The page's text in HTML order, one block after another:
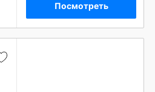
Посмотреть